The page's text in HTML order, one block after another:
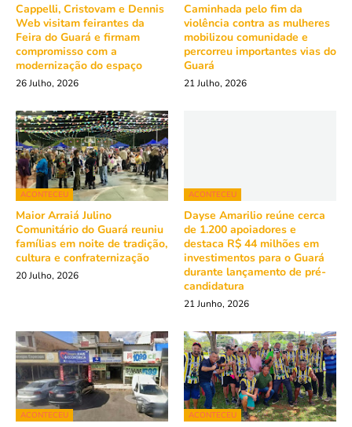
Cappelli, Cristovam e Dennis
Web visitam feirantes da
Feira do Guará e firmam
compromisso com a
modernização do espaço
26 Julho, 2026
Caminhada pelo fim da
violência contra as mulheres
mobilizou comunidade e
percorreu importantes vias do
Guará
21 Julho, 2026
ACONTECEU
Maior Arraiá Julino
Comunitário do Guará reuniu
famílias em noite de tradição,
cultura e confraternização
20 Julho, 2026
ACONTECEU
Dayse Amarilio reúne cerca
de 1.200 apoiadores e
destaca R$ 44 milhões em
investimentos para o Guará
durante lançamento de pré-
candidatura
21 Junho, 2026
ACONTECEU ACONTECEU